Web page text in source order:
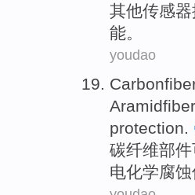
其他传感器
能。
youdao
Aramidfiber
protection.
碳纤维部件
电化学腐蚀